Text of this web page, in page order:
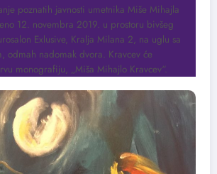
poznatih javnosti umetnika Miše Mihajla
12. novembra 2019. u prostoru bivšeg
Exlusive, Kralja Milana 2, na uglu sa
odmah nadomak dvora. Kravcev će
monografiju, „Miša Mihajlo Kravcev“.